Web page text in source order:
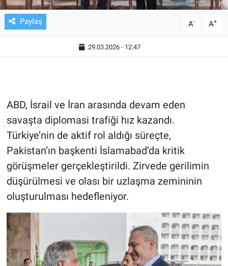
Paylaş A- A+
29.03.2026 - 12:47
ABD, İsrail ve İran arasında devam eden
savaşta diplomasi trafiği hız kazandı.
Türkiye’nin de aktif rol aldığı süreçte,
Pakistan’ın başkenti İslamabad’da kritik
görüşmeler gerçekleştirildi. Zirvede gerilimin
düşürülmesi ve olası bir uzlaşma zemininin
oluşturulması hedefleniyor.
KÜLTÜR SANAT
EĞİTİM
ÇEVRE
HABERDE İNSAN
POLİTİKA
SPOR
MAGAZİN
Bilim, Teknoloji